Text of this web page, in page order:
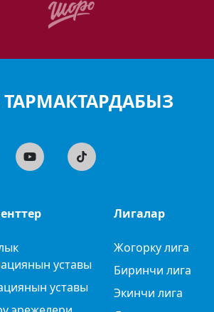
уставы
уставы
Лигалар
Жогорку лига
Биринчи лига
Экинчи лига